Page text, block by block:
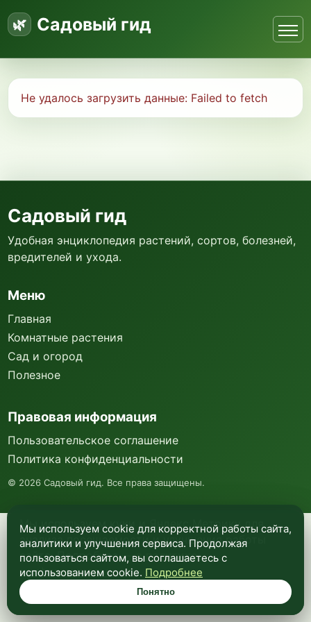
Садовый гид
Не удалось загрузить данные: Failed to fetch
Мы используем куки и Яндекс Метрику для
анализа посещаемости и улучшения работы
сайта. Подробнее —в политике
конфиденциальности.
Понятно
Садовый гид
Удобная энциклопедия растений, сортов, болезней,
вредителей и ухода.
Меню
Главная
Комнатные растения
Сад и огород
Полезное
Правовая информация
Пользовательское соглашение
Политика конфиденциальности
© 2026 Садовый гид. Все права защищены.
Мы используем cookie для корректной работы сайта,
аналитики и улучшения сервиса. Продолжая
пользоваться сайтом, вы соглашаетесь с
использованием cookie. Подробнее
Понятно